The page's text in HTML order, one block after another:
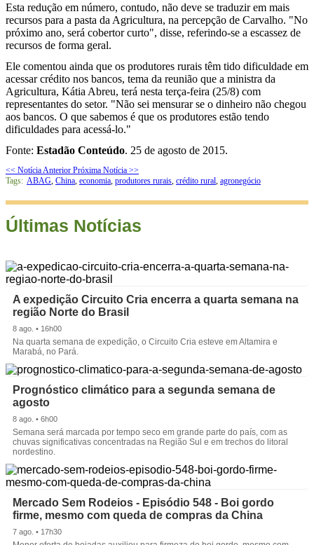
Esta redução em número, contudo, não deve se traduzir em mais
recursos para a pasta da Agricultura, na percepção de Carvalho. "No
próximo ano, será cobertor curto", disse, referindo-se a escassez de
recursos de forma geral.
Ele comentou ainda que os produtores rurais têm tido dificuldade em
acessar crédito nos bancos, tema da reunião que a ministra da
Agricultura, Kátia Abreu, terá nesta terça-feira (25/8) com
representantes do setor. "Não sei mensurar se o dinheiro não chegou
aos bancos. O que sabemos é que os produtores estão tendo
dificuldades para acessá-lo."
Fonte: Estadão Conteúdo. 25 de agosto de 2015.
<< Notícia Anterior Próxima Notícia >>
Tags: ABAG, China, economia, produtores rurais, crédito rural, agronegócio
Últimas Notícias
A expedição Circuito Cria encerra a quarta semana na
região Norte do Brasil
8 ago. • 16h00
Na quarta semana de expedição, o Circuito Cria esteve em Altamira e
Marabá, no Pará.
Prognóstico climático para a segunda semana de
agosto
8 ago. • 6h00
Semana será marcada por tempo seco em grande parte do país, com as
chuvas significativas concentradas na Região Sul e em trechos do litoral
nordestino.
Mercado Sem Rodeios - Episódio 548 - Boi gordo
firme, mesmo com queda de compras da China
7 ago. • 17h30